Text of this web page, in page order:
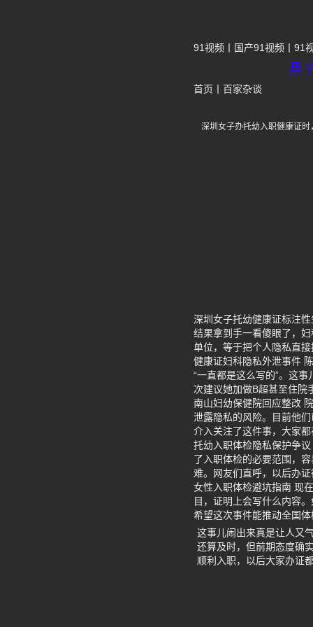
91视频 国产91视频 91
黑
首页 百家杂谈
深圳女子办托幼入职健康证
深圳女子托幼健康证标注
结果拿到手一看傻眼了，妇
单位，等于把个人隐私直
健康证妇科隐私外泄事件
“一直都是这么写的”。这
次建议她加做B超甚至住院
南山妇幼保健院回应整改
泄露隐私的风险。目前他
介入关注了这件事，大家都
托幼入职体检隐私保护争
了入职体检的必要范围，
难。网友们直呼，以后办证
女性入职体检避坑指南 现
目，证明上会写什么内容
希望这次事件能推动全国体
这事儿闹出来真是让人又
还算及时，但前期态度确
顺利入职，以后大家办证